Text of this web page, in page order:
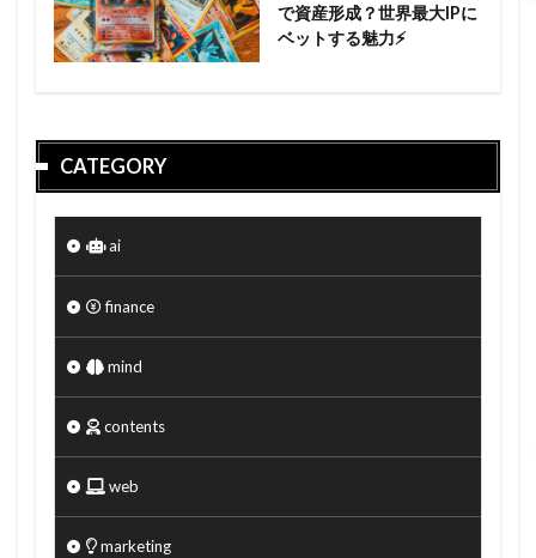
で資産形成？世界最大IPに
ベットする魅力⚡
CATEGORY
ai
finance
mind
contents
web
marketing